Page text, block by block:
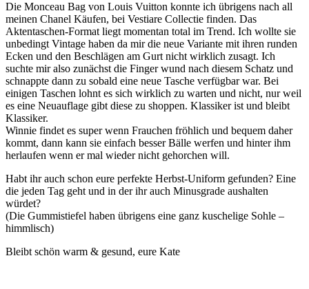
Die Monceau Bag von Louis Vuitton konnte ich übrigens nach all
meinen Chanel Käufen, bei Vestiare Collectie finden. Das
Aktentaschen-Format liegt momentan total im Trend. Ich wollte sie
unbedingt Vintage haben da mir die neue Variante mit ihren runden
Ecken und den Beschlägen am Gurt nicht wirklich zusagt. Ich
suchte mir also zunächst die Finger wund nach diesem Schatz und
schnappte dann zu sobald eine neue Tasche verfügbar war. Bei
einigen Taschen lohnt es sich wirklich zu warten und nicht, nur weil
es eine Neuauflage gibt diese zu shoppen. Klassiker ist und bleibt
Klassiker.
Winnie findet es super wenn Frauchen fröhlich und bequem daher
kommt, dann kann sie einfach besser Bälle werfen und hinter ihm
herlaufen wenn er mal wieder nicht gehorchen will.
Habt ihr auch schon eure perfekte Herbst-Uniform gefunden? Eine
die jeden Tag geht und in der ihr auch Minusgrade aushalten
würdet?
(Die Gummistiefel haben übrigens eine ganz kuschelige Sohle –
himmlisch)
Bleibt schön warm & gesund, eure Kate